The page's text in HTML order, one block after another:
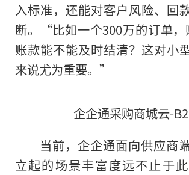
入标准，还能对客户风险、回
断。“比如一个300万的订单，
账款能不能及时结清？这对小
来说尤为重要。”
企企通采购商城云-
当前，企企通面向供应商
立起的场景丰富度远不止于